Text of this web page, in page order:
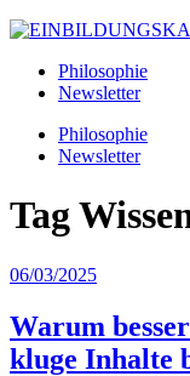
Philosophie
Newsletter
Philosophie
Newsletter
Tag
06/03/2025
Warum
kluge Inhalte